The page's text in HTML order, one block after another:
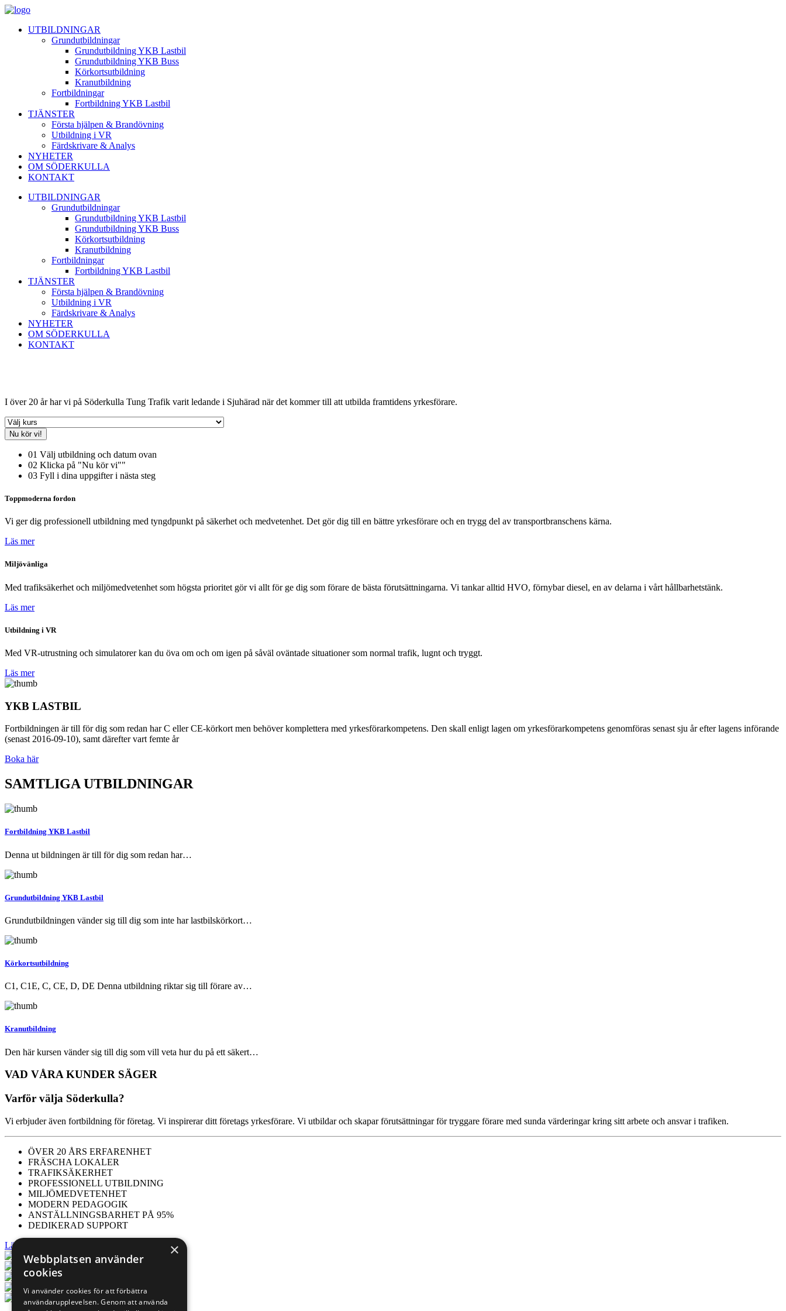
UTBILDNINGAR
Grundutbildningar
Grundutbildning YKB Lastbil
Grundutbildning YKB Buss
Körkortsutbildning
Kranutbildning
Fortbildningar
Fortbildning YKB Lastbil
TJÄNSTER
Första hjälpen & Brandövning
Utbildning i VR
Färdskrivare & Analys
NYHETER
OM SÖDERKULLA
KONTAKT
UTBILDNINGAR
Grundutbildningar
Grundutbildning YKB Lastbil
Grundutbildning YKB Buss
Körkortsutbildning
Kranutbildning
Fortbildningar
Fortbildning YKB Lastbil
TJÄNSTER
Första hjälpen & Brandövning
Utbildning i VR
Färdskrivare & Analys
NYHETER
OM SÖDERKULLA
KONTAKT
I över 20 år har vi på Söderkulla Tung Trafik varit ledande i Sjuhärad när det kommer till att utbilda framtidens yrkesförare.
Nu kör vi!
01 Välj utbildning och datum ovan
02 Klicka på "Nu kör vi""
03 Fyll i dina uppgifter i nästa steg
Toppmoderna fordon
Vi ger dig professionell utbildning med tyngdpunkt på säkerhet och medvetenhet. Det gör dig till en bättre yrkesförare och en trygg del av transportbranschens kärna.
Läs mer
Miljövänliga
Med trafiksäkerhet och miljömedvetenhet som högsta prioritet gör vi allt för ge dig som förare de bästa förutsättningarna. Vi tankar alltid HVO, förnybar diesel, en av delarna i vårt hållbarhetstänk.
Läs mer
Utbildning i VR
Med VR-utrustning och simulatorer kan du öva om och om igen på såväl oväntade situationer som normal trafik, lugnt och tryggt.
Läs mer
YKB LASTBIL
Fortbildningen är till för dig som redan har C eller CE-körkort men behöver komplettera med yrkesförarkompetens. Den skall enligt lagen om yrkesförarkompetens genomföras senast sju år efter lagens införande
(senast 2016-09-10), samt därefter vart femte år
Boka här
SAMTLIGAUTBILDNINGAR
Fortbildning YKB Lastbil
Denna ut bildningen är till för dig som redan har…
Grundutbildning YKB Lastbil
Grundutbildningen vänder sig till dig som inte har lastbilskörkort…
Körkortsutbildning
C1, C1E, C, CE, D, DE Denna utbildning riktar sig till förare av…
Kranutbildning
Den här kursen vänder sig till dig som vill veta hur du på ett säkert…
VAD VÅRAKUNDER SÄGER
Varför välja Söderkulla?
Vi erbjuder även fortbildning för företag. Vi inspirerar ditt företags yrkesförare. Vi utbildar och skapar förutsättningar för tryggare förare med sunda värderingar kring sitt arbete och ansvar i trafiken.
ÖVER 20 ÅRS ERFARENHET
FRÄSCHA LOKALER
TRAFIKSÄKERHET
PROFESSIONELL UTBILDNING
MILJÖMEDVETENHET
MODERN PEDAGOGIK
ANSTÄLLNINGSBARHET PÅ 95%
DEDIKERAD SUPPORT
Läs mer om Söderkulla
×
Webbplatsen använder
cookies
Vi använder cookies för att förbättra
användarupplevelsen. Genom att använda